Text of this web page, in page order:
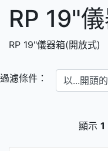
RP 19"
RP 19"儀器箱(開放式)
過濾條件： 以...開頭的
顯示 1